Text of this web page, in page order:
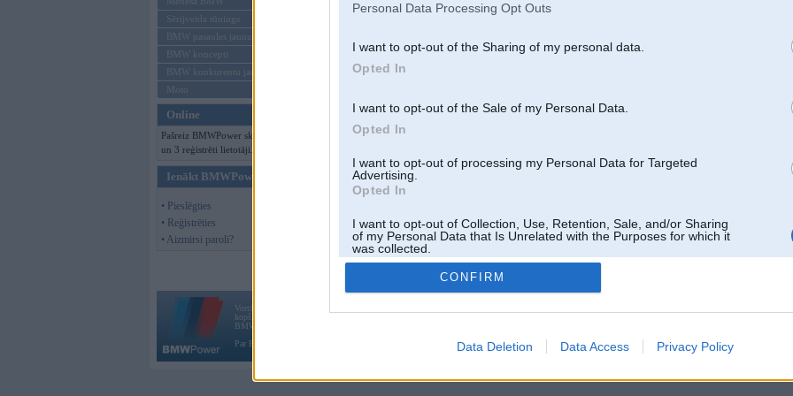
Personal Data Processing Opt Outs
I want to opt-out of the Sharing of my personal data.
Opted In
I want to opt-out of the Sale of my Personal Data.
Opted In
I want to opt-out of processing my Personal Data for Targeted
Advertising.
Opted In
I want to opt-out of Collection, Use, Retention, Sale, and/or Sharing
of my Personal Data that Is Unrelated with the Purposes for which it
was collected.
Opted Out
CONFIRM
Data Deletion Data Access Privacy Policy
Sērijveida tūnings
BMW pasaules jaunumi
BMW koncepti
BMW konkurentu jaunumi
Moto
Online
Pašreiz BMWPower skatās 80 viesi
un 3 reģistrēti lietotāji.
Ienākt BMWPower
• Pieslēgties
• Reģistrēties
• Aizmirsi paroli?
Vortāls BMWPower.lv darbojas
kopš 2002. gada 14. maija. Tas nav auto klubs un nav saistīts ar
BMW AG.
Par BMWPower